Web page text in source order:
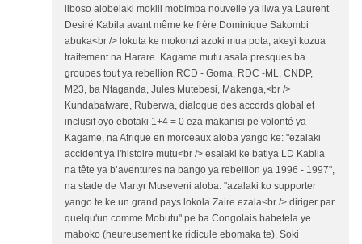
liboso alobelaki mokili mobimba nouvelle ya liwa ya Laurent
Desiré Kabila avant même ke frère Dominique Sakombi
abuka<br /> lokuta ke mokonzi azoki mua pota, akeyi kozua
traitement na Harare. Kagame mutu asala presques ba
groupes tout ya rebellion RCD - Goma, RDC -ML, CNDP,
M23, ba Ntaganda, Jules Mutebesi, Makenga,<br />
Kundabatware, Ruberwa, dialogue des accords global et
inclusif oyo ebotaki 1+4 = 0 eza makanisi pe volonté ya
Kagame, na Afrique en morceaux aloba yango ke: "ezalaki
accident ya l'histoire mutu<br /> esalaki ke batiya LD Kabila
na tête ya b’aventures na bango ya rebellion ya 1996 - 1997",
na stade de Martyr Museveni aloba: "azalaki ko supporter
yango te ke un grand pays lokola Zaire ezala<br /> diriger par
quelqu'un comme Mobutu" pe ba Congolais babetela ye
maboko (heureusement ke ridicule ebomaka te). Soki